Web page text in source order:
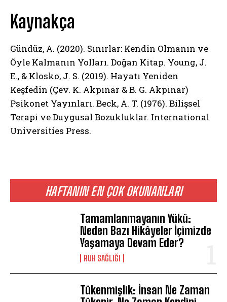
Gizlilik politikasını
HAFTANIN EN ÇOK OKUNANLARI
Tamamlanmayanın Yükü:
Neden Bazı Hikâyeler İçimizde
Yaşamaya Devam Eder?
⁠RUH SAĞLIĞI
Tükenmişlik: İnsan Ne Zaman
Kaynakça
Gündüz, A. (2020). Sınırlar: Kendin Olmanın ve
Öyle Kalmanın Yolları. Doğan Kitap. Young, J.
E., & Klosko, J. S. (2019). Hayatı Yeniden
Keşfedin (Çev. K. Akpınar & B. G. Akpınar)
Psikonet Yayınları. Beck, A. T. (1976). Bilişsel
Terapi ve Duygusal Bozukluklar. International
Universities Press.